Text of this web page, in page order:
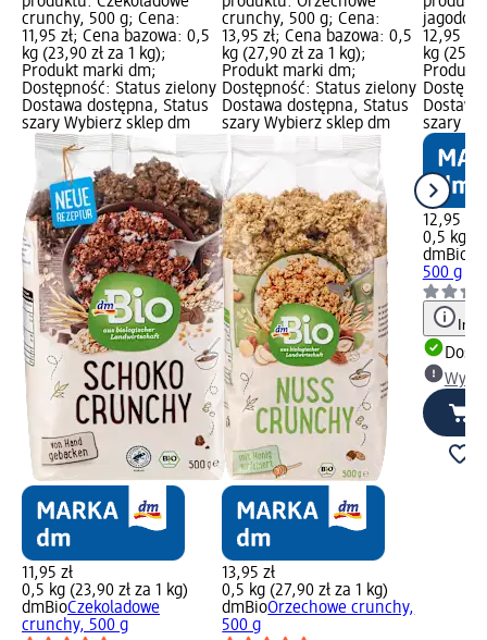
crunchy, 500 g; Cena:
11,95 zł; Cena bazowa: 0,5
kg (23,90 zł za 1 kg);
Produkt marki dm;
Dostępność: Status zielony
Dostawa dostępna, Status
szary Wybierz sklep dm
11,95 zł
0,5 kg (23,90 zł za 1 kg)
dmBioCzekoladowe
crunchy, 500 g
crunchy, 500 g; Cena:
13,95 zł; Cena bazowa: 0,5
kg (27,90 zł za 1 kg);
Produkt marki dm;
Dostępność: Status zielony
Dostawa dostępna, Status
szary Wybierz sklep dm
13,95 zł
0,5 kg (27,90 zł za 1 kg)
dmBioOrzechowe crunchy,
500 g
12,95
kg
Produkt
szary
12,95 zł
0,5 kg
dmBio
500 g